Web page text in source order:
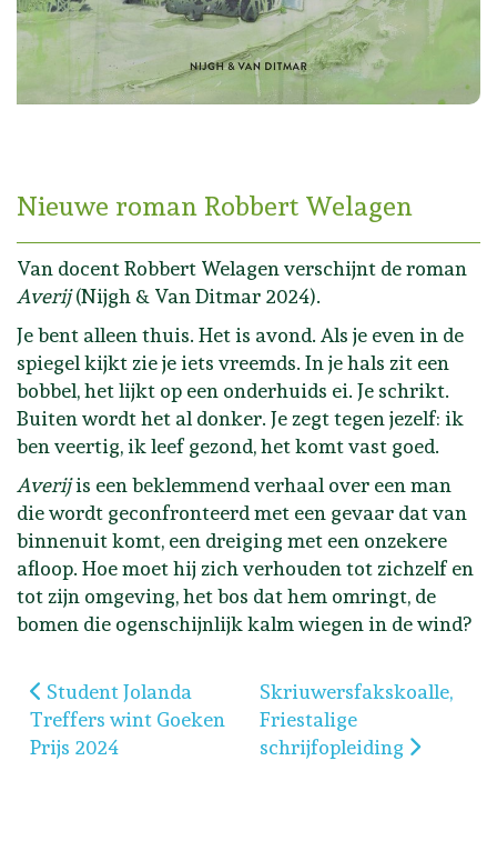
Nieuwe roman Robbert Welagen
Van docent Robbert Welagen verschijnt de roman
Averij(Nijgh & Van Ditmar 2024).
Je bent alleen thuis. Het is avond. Als je even in de
spiegel kijkt zie je iets vreemds. In je hals zit een
bobbel, het lijkt op een onderhuids ei. Je schrikt.
Buiten wordt het al donker. Je zegt tegen jezelf: ik
ben veertig, ik leef gezond, het komt vast goed.
Averijis een beklemmend verhaal over een man
die wordt geconfronteerd met een gevaar dat van
binnenuit komt, een dreiging met een onzekere
afloop. Hoe moet hij zich verhouden tot zichzelf en
tot zijn omgeving, het bos dat hem omringt, de
bomen die ogenschijnlijk kalm wiegen in de wind?
Vorig artikel: Student Jolanda Treffers wint
Student Jolanda
Treffers wint Goeken
Prijs 2024
Volgende artikel:
Skriuwersfakskoalle,
Friestalige
schrijfopleiding